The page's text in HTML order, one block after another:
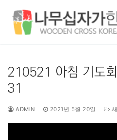
210521 아침 기도
31
ADMIN 2021년 5월 20일